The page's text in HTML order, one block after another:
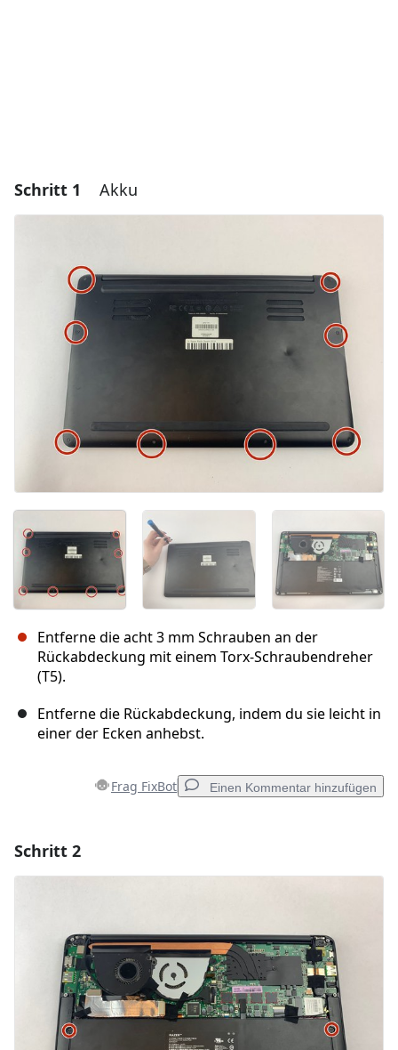
Schritt 1 Akku
Entferne die acht 3 mm Schrauben an der
Rückabdeckung mit einem Torx-Schraubendreher
(T5).
Entferne die Rückabdeckung, indem du sie leicht in
einer der Ecken anhebst.
Frag FixBot Einen Kommentar hinzufügen
Abbrechen Kommentieren
Schritt 2